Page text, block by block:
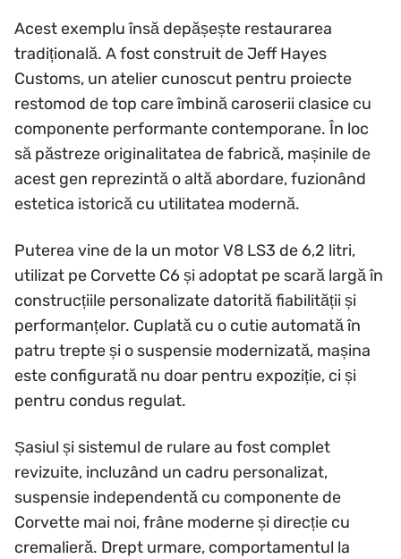
Acest exemplu însă depășește restaurarea
tradițională. A fost construit de Jeff Hayes
Customs, un atelier cunoscut pentru proiecte
restomod de top care îmbină caroserii clasice cu
componente performante contemporane. În loc
să păstreze originalitatea de fabrică, mașinile de
acest gen reprezintă o altă abordare, fuzionând
estetica istorică cu utilitatea modernă.
Puterea vine de la un motor V8 LS3 de 6,2 litri,
utilizat pe Corvette C6 și adoptat pe scară largă în
construcțiile personalizate datorită fiabilității și
performanțelor. Cuplată cu o cutie automată în
patru trepte și o suspensie modernizată, mașina
este configurată nu doar pentru expoziție, ci și
pentru condus regulat.
Șasiul și sistemul de rulare au fost complet
revizuite, incluzând un cadru personalizat,
suspensie independentă cu componente de
Corvette mai noi, frâne moderne și direcție cu
cremalieră. Drept urmare, comportamentul la